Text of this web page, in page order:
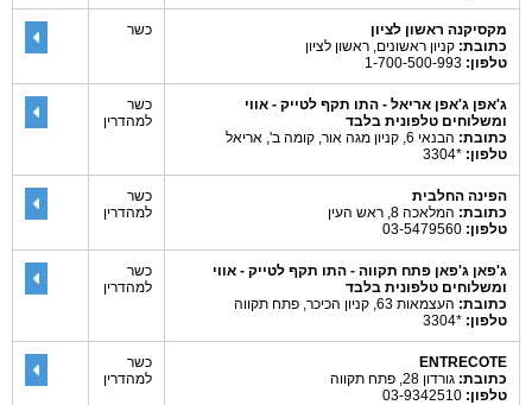
מקסיקנה ראשון לציון
כתובת: קניון ראשונים, ראשון לציון
טלפון:
כשר
ג'אפן ג'אפן אריאל - התו תקף לטייק - אווי
ומשלוחים טלפונית בלבד
כתובת: הבנאי 6, קניון מגה אור, קומה ב', אריאל
טלפון: *3304
כשר
למהדרין
הפינה החלבית
כתובת: המלאכה 8, ראש העין
טלפון:
כשר
למהדרין
ג'פאן ג'פאן פתח תקווה - התו תקף לטייק - אווי
ומשלוחים טלפונית בלבד
כתובת: העצמאות 63, קניון הכיכר, פתח תקווה
טלפון: *3304
כשר
למהדרין
ENTRECOTE
כתובת: גורדון 28, פתח תקווה
טלפון:
כשר
למהדרין